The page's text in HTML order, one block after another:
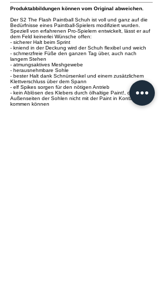
Produktabbildungen können vom Original abweichen.
Der S2 The Flash Paintball Schuh ist voll und ganz auf die
Bedürfnisse eines Paintball-Spielers modifiziert wurden.
Speziell von erfahrenen Pro-Spielern entwickelt, lässt er auf
dem Feld keinerlei Wünsche offen:
- sicherer Halt beim Sprint
- kniend in der Deckung wird der Schuh flexibel und weich
- schmerzfreie Füße den ganzen Tag über, auch nach
langem Stehen
- atmungsaktives Meshgewebe
- herausnehmbare Sohle
- bester Halt dank Schnürsenkel und einem zusätzlichem
Klettverschluss über dem Spann
- elf Spikes sorgen für den nötigen Antrieb
- kein Ablösen des Klebers durch ölhaltige Paint!, da die
Außenseiten der Sohlen nicht mit der Paint in Kontakt
kommen können